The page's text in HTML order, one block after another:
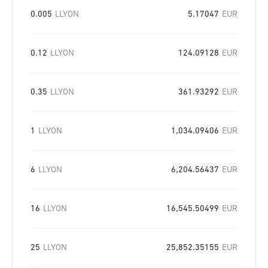
0.005 LLYON 5.17047 EUR
0.12 LLYON 124.09128 EUR
0.35 LLYON 361.93292 EUR
1 LLYON 1,034.09406 EUR
6 LLYON 6,204.56437 EUR
16 LLYON 16,545.50499 EUR
25 LLYON 25,852.35155 EUR